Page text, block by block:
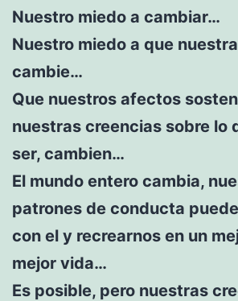
Nuestro miedo a cambiar…
Nuestro miedo a que
cambie…
Que nuestros afectos
nuestras creencias sobre lo
ser, cambien…
El mundo entero cambia,
patrones de conducta
con el y recrearnos en un
mejor vida…
Es posible, pero nuestras